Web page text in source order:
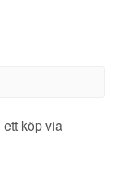
ett köp via